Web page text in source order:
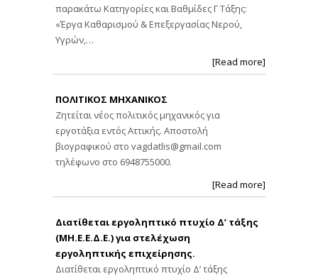
παρακάτω Κατηγορίες και Βαθμίδες Γ Τάξης:
«Έργα Καθαρισμού & Επεξεργασίας Νερού,
Υγρών,…
[Read more]
ΠΟΛΙΤΙΚΟΣ ΜΗΧΑΝΙΚΟΣ
Ζητείται νέος πολιτικός μηχανικός για
εργοτάξια εντός Αττικής. Αποστολή
βιογραφικού στο vagdatlis@gmail.com
τηλέφωνο στο 6948755000.
[Read more]
Διατίθεται εργοληπτικό πτυχίο Δ’ τάξης
(ΜΗ.Ε.Ε.Δ.Ε.) για στελέχωση
εργοληπτικής επιχείρησης.
Διατίθεται εργοληπτικό πτυχίο Δ’ τάξης